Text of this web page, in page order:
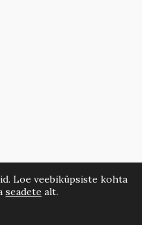
Loe veebiküpsiste kohta
seadete alt.